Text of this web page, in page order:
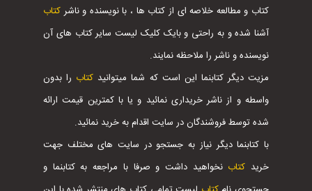
کتاب و مطالعه خلاصه ای از کتاب ها ، با نویسنده و ناشر کتاب
آشنا شده و به راحتی و بایک کلیک لیست سایر کتاب های آن
نویسنده و ناشر را ملاحظه نمایند.
مزیت دیگر کتابنما این است که شما میتوانید کتاب را بدون
واسطه و از ناشر خریداری نمائید و یا با کمترین قیمت ارائه
شده توسط فروشندگان در سایت اقدام به خرید نمائید.
با کتابنما دیگر نیاز به جستجو در سایت های مختلف جهت
خرید کتابنخواهید داشت و صرفا با مراجعه به کتابنما و